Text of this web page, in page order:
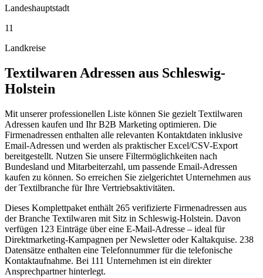
Landeshauptstadt
11
Landkreise
Textilwaren Adressen aus Schleswig-
Holstein
Mit unserer professionellen Liste können Sie gezielt Textilwaren
Adressen kaufen und Ihr B2B Marketing optimieren. Die
Firmenadressen enthalten alle relevanten Kontaktdaten inklusive
Email-Adressen und werden als praktischer Excel/CSV-Export
bereitgestellt. Nutzen Sie unsere Filtermöglichkeiten nach
Bundesland und Mitarbeiterzahl, um passende Email-Adressen
kaufen zu können. So erreichen Sie zielgerichtet Unternehmen aus
der Textilbranche für Ihre Vertriebsaktivitäten.
Dieses Komplettpaket enthält 265 verifizierte Firmenadressen aus
der Branche Textilwaren mit Sitz in Schleswig-Holstein. Davon
verfügen 123 Einträge über eine E-Mail-Adresse – ideal für
Direktmarketing-Kampagnen per Newsletter oder Kaltakquise. 238
Datensätze enthalten eine Telefonnummer für die telefonische
Kontaktaufnahme. Bei 111 Unternehmen ist ein direkter
Ansprechpartner hinterlegt.